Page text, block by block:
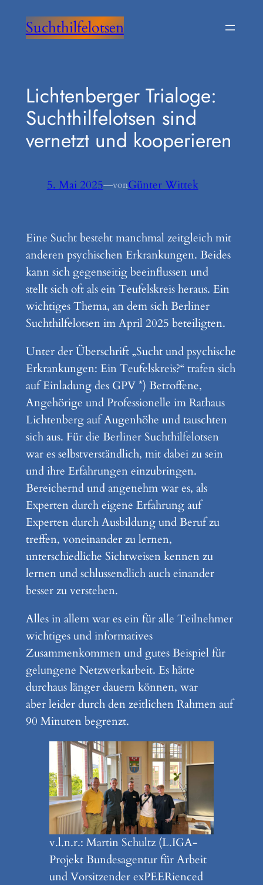
InhaltSuchthilfelotsen
Lichtenberger Trialoge:
Suchthilfelotsen sind
vernetzt und kooperieren
5. Mai 2025—vonGünter Wittek
Eine Sucht besteht manchmal zeitgleich mit
anderen psychischen Erkrankungen. Beides
kann sich gegenseitig beeinflussen und
stellt sich oft als ein Teufelskreis heraus. Ein
wichtiges Thema, an dem sich Berliner
Suchthilfelotsen im April 2025 beteiligten.
Unter der Überschrift „Sucht und psychische
Erkrankungen: Ein Teufelskreis?“ trafen sich
auf Einladung des GPV *) Betroffene,
Angehörige und Professionelle im Rathaus
Lichtenberg auf Augenhöhe und tauschten
sich aus. Für die Berliner Suchthilfelotsen
war es selbstverständlich, mit dabei zu sein
und ihre Erfahrungen einzubringen.
Bereichernd und angenehm war es, als
Experten durch eigene Erfahrung auf
Experten durch Ausbildung und Beruf zu
treffen, voneinander zu lernen,
unterschiedliche Sichtweisen kennen zu
lernen und schlussendlich auch einander
besser zu verstehen.
Alles in allem war es ein für alle Teilnehmer
wichtiges und informatives
Zusammenkommen und gutes Beispiel für
gelungene Netzwerkarbeit. Es hätte
durchaus länger dauern können, war
aber leider durch den zeitlichen Rahmen auf
90 Minuten begrenzt.
v.l.n.r.: Martin Schultz (L.IGA-
Projekt Bundesagentur für Arbeit
und Vorsitzender exPEERienced